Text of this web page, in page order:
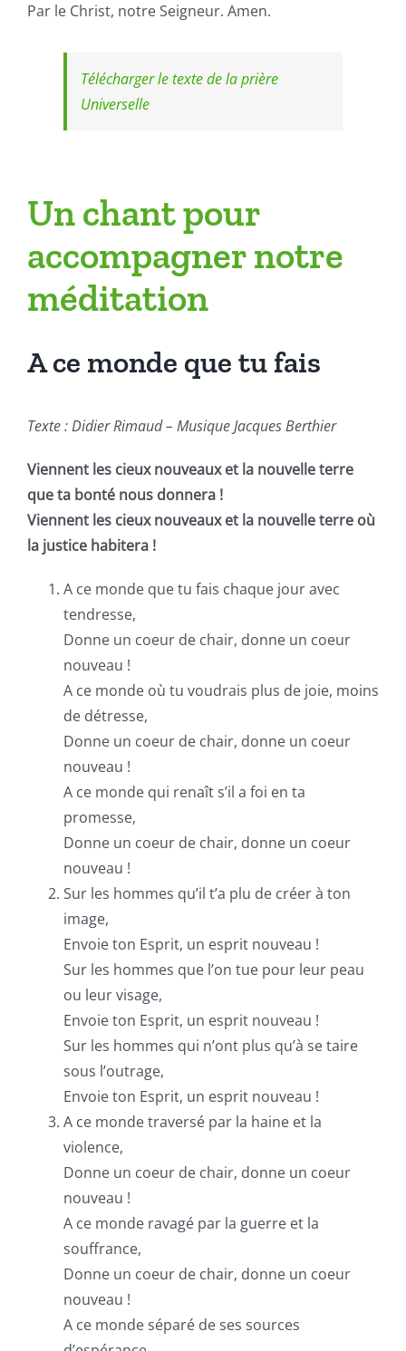
Par le Christ, notre Seigneur. Amen.
Télécharger le texte de la prière
Universelle
Un chant pour
accompagner notre
méditation
A ce monde que tu fais
Texte : Didier Rimaud – Musique Jacques Berthier
Viennent les cieux nouveaux et la nouvelle terre
que ta bonté nous donnera !
Viennent les cieux nouveaux et la nouvelle terre où
la justice habitera !
A ce monde que tu fais chaque jour avec
tendresse,
Donne un coeur de chair, donne un coeur
nouveau !
A ce monde où tu voudrais plus de joie, moins
de détresse,
Donne un coeur de chair, donne un coeur
nouveau !
A ce monde qui renaît s’il a foi en ta
promesse,
Donne un coeur de chair, donne un coeur
nouveau !
Sur les hommes qu’il t’a plu de créer à ton
image,
Envoie ton Esprit, un esprit nouveau !
Sur les hommes que l’on tue pour leur peau
ou leur visage,
Envoie ton Esprit, un esprit nouveau !
Sur les hommes qui n’ont plus qu’à se taire
sous l’outrage,
Envoie ton Esprit, un esprit nouveau !
A ce monde traversé par la haine et la
violence,
Donne un coeur de chair, donne un coeur
nouveau !
A ce monde ravagé par la guerre et la
souffrance,
Donne un coeur de chair, donne un coeur
nouveau !
A ce monde séparé de ses sources